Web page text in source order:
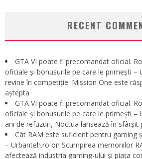
RECENT
GTA VI poate fi precomandat oficial.
oficiale și bonusurile pe care le primești –
revine în competiție: Mission One este
aștepta
GTA VI poate fi precomandat oficial.
oficiale și bonusurile pe care le primești –
ani de refuzuri, Noctua lansează în sfârșit
Cât RAM este suficient pentru gaming
– Urbanteh.ro on Scumpirea memoriilor
afectează industria gaming-ului și piața